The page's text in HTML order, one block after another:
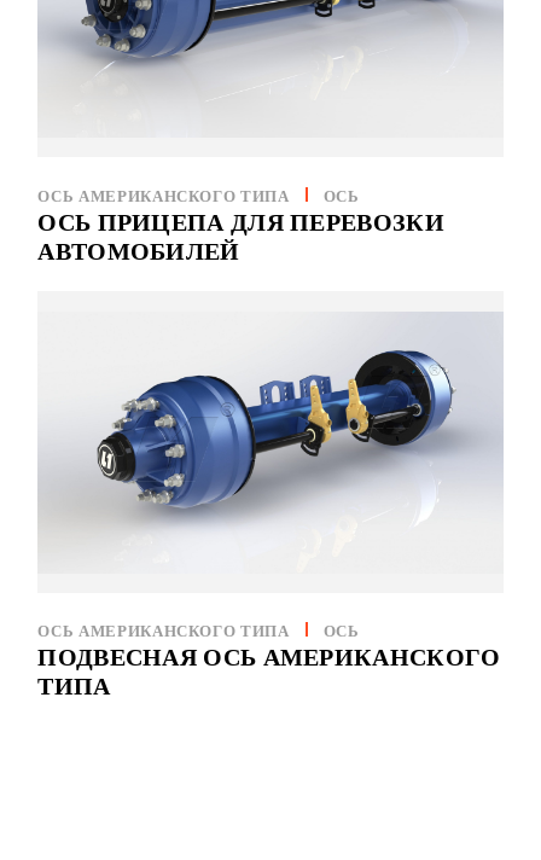
ОСЬ АМЕРИКАНСКОГО ТИПА ОСЬ
ОСЬ ПРИЦЕПА ДЛЯ ПЕРЕВОЗКИ
АВТОМОБИЛЕЙ
ОСЬ АМЕРИКАНСКОГО ТИПА ОСЬ
ПОДВЕСНАЯ ОСЬ АМЕРИКАНСКОГО
ТИПА